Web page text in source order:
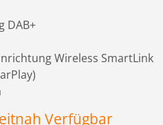
DAB+
Wireless SmartLink
Verfügbar